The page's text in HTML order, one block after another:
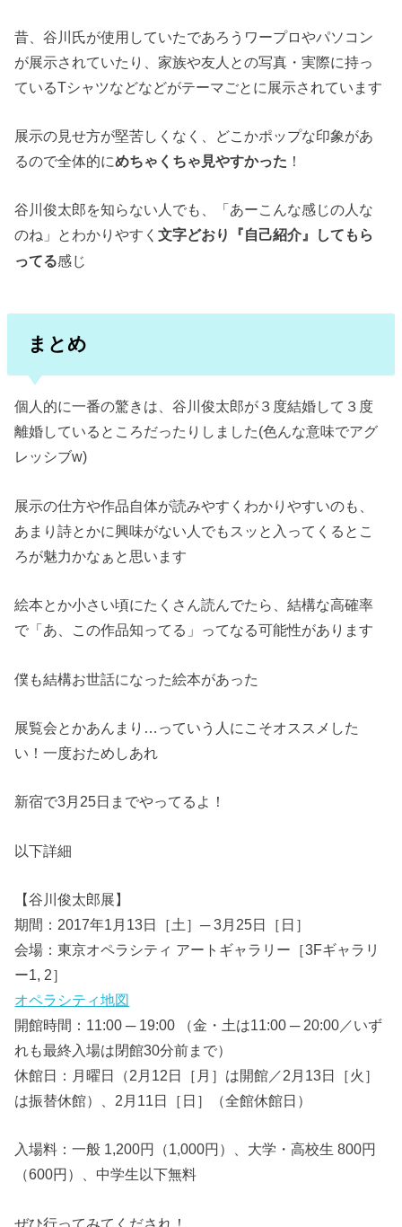
昔、谷川氏が使用していたであろうワープロやパソコン
が展示されていたり、家族や友人との写真・実際に持っ
ているTシャツなどなどがテーマごとに展示されています
展示の見せ方が堅苦しくなく、どこかポップな印象があ
るので全体的にめちゃくちゃ見やすかった ！
谷川俊太郎を知らない人でも、「あーこんな感じの人な
のね」とわかりやすく文字どおり『自己紹介』してもら
ってる感じ
まとめ
個人的に一番の驚きは、谷川俊太郎が３度結婚して３度
離婚しているところだったりしました(色んな意味でアグ
レッシブw)
展示の仕方や作品自体が読みやすくわかりやすいのも、
あまり詩とかに興味がない人でもスッと入ってくるとこ
ろが魅力かなぁと思います
絵本とか小さい頃にたくさん読んでたら、結構な高確率
で「あ、この作品知ってる」ってなる可能性があります
僕も結構お世話になった絵本があった
展覧会とかあんまり…っていう人にこそオススメした
い！一度おためしあれ
新宿で3月25日までやってるよ！
以下詳細
【谷川俊太郎展】
期間：2017年1月13日［土］─ 3月25日［日］
会場：東京オペラシティ アートギャラリー［3Fギャラリ
ー1, 2］
オペラシティ地図
開館時間：11:00 ─ 19:00 （金・土は11:00 ─ 20:00／いず
れも最終入場は閉館30分前まで）
休館日：月曜日（2月12日［月］は開館／2月13日［火］
は振替休館）、2月11日［日］（全館休館日）
入場料：一般 1,200円（1,000円）、大学・高校生 800円
（600円）、中学生以下無料
ぜひ行ってみてくだされ！